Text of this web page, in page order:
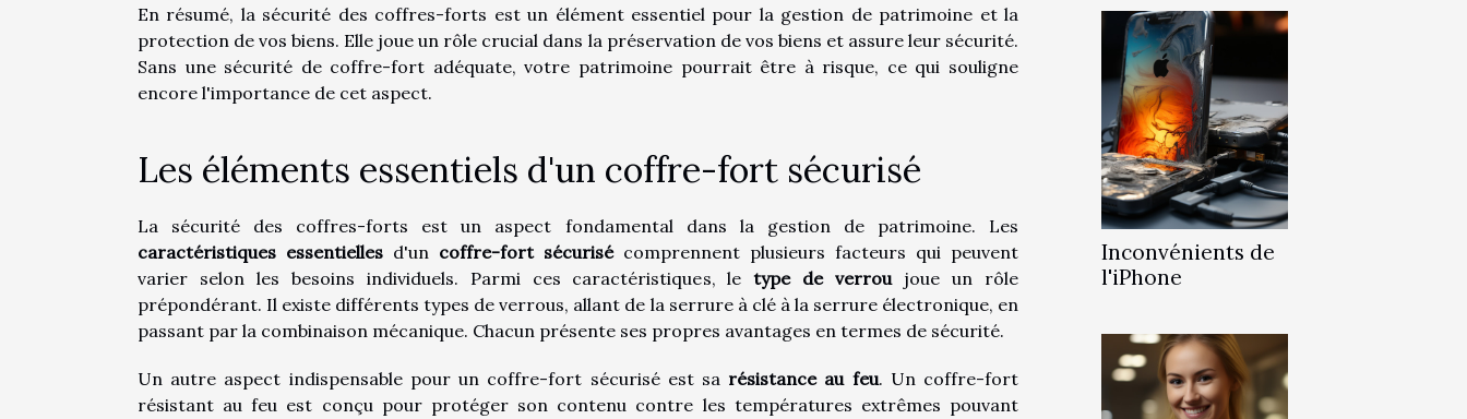
En résumé, la sécurité des coffres-forts est un élément essentiel pour la gestion de patrimoine et la
protection de vos biens. Elle joue un rôle crucial dans la préservation de vos biens et assure leur sécurité.
Sans une sécurité de coffre-fort adéquate, votre patrimoine pourrait être à risque, ce qui souligne
encore l'importance de cet aspect.
Les éléments essentiels d'un coffre-fort sécurisé
La sécurité des coffres-forts est un aspect fondamental dans la gestion de patrimoine. Les
caractéristiques essentielles d'un coffre-fort sécurisécomprennent plusieurs facteurs qui peuvent
varier selon les besoins individuels. Parmi ces caractéristiques, letype de verroujoue un rôle
prépondérant. Il existe différents types de verrous, allant de la serrure à clé à la serrure électronique, en
passant par la combinaison mécanique. Chacun présente ses propres avantages en termes de sécurité.
Un autre aspect indispensable pour un coffre-fort sécurisé est sa résistance au feu. Un coffre-fort
résistant au feu est conçu pour protéger son contenu contre les températures extrêmes pouvant
Inconvénients de
l'iPhone